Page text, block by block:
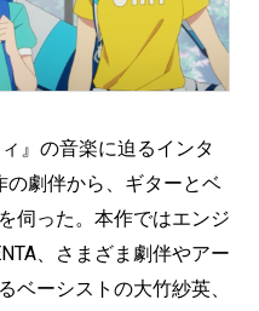
』の音楽に迫るインタ
の劇伴から、ギターとベ
伺った。本作ではエンジ
、さまざま劇伴やアー
ベーシストの大竹紗英、